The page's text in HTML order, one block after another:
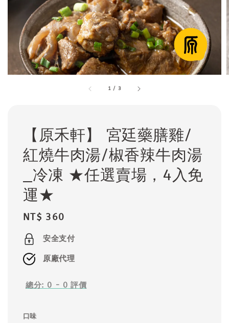
1 / 3
【原禾軒】 宮廷藥膳雞/
紅燒牛肉湯/椒香辣牛肉湯
_冷凍 ★任選賣場，4入免
運★
Regular
price
NT$ 360
安全支付
原廠代理
總分: 0 - 0 評價
口味